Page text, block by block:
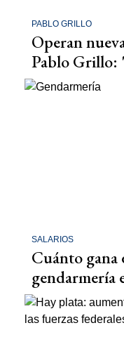
PABLO GRILLO
Operan
Pablo Grillo:
SALARIOS
Cuánto gana
gendarmería